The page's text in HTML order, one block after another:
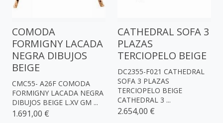
COMODA
FORMIGNY LACADA
NEGRA DIBUJOS
BEIGE
CMC55- A26F COMODA
FORMIGNY LACADA NEGRA
DIBUJOS BEIGE L.XV GM ...
1.691,00 €
CATHEDRAL SOFA 3
PLAZAS
TERCIOPELO BEIGE
DC2355-F021 CATHEDRAL
SOFA 3 PLAZAS
TERCIOPELO BEIGE
CATHEDRAL 3 ...
2.654,00 €